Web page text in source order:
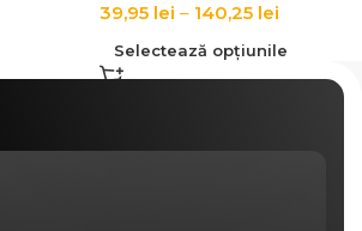
39,95 lei – 140,25 lei
Selectează opțiunile